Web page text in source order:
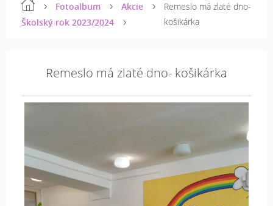
Fotoalbum
Akcie
Školský rok 2023/2024
Remeslo má zlaté dno-
košikárka
Remeslo má zlaté dno- košikárka